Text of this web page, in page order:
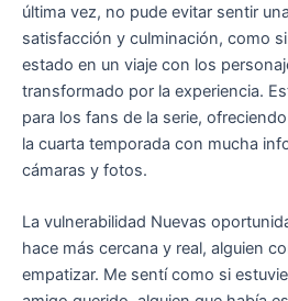
última vez, no pude evitar sentir
satisfacción y culminación, como
estado en un viaje con los
transformado por la experiencia.
para los fans de la serie,
la cuarta temporada con mucha
cámaras y fotos.
La vulnerabilidad Nuevas
hace más cercana y real, alguien
empatizar. Me sentí como si